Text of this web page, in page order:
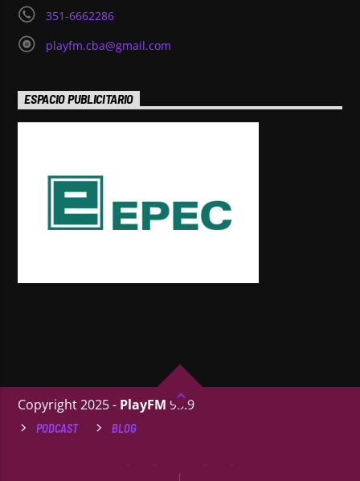
351-6662286
playfm.cba@gmail.com
ESPACIO PUBLICITARIO
Copyright 2025 - PlayFM 95.9
PODCAST BLOG